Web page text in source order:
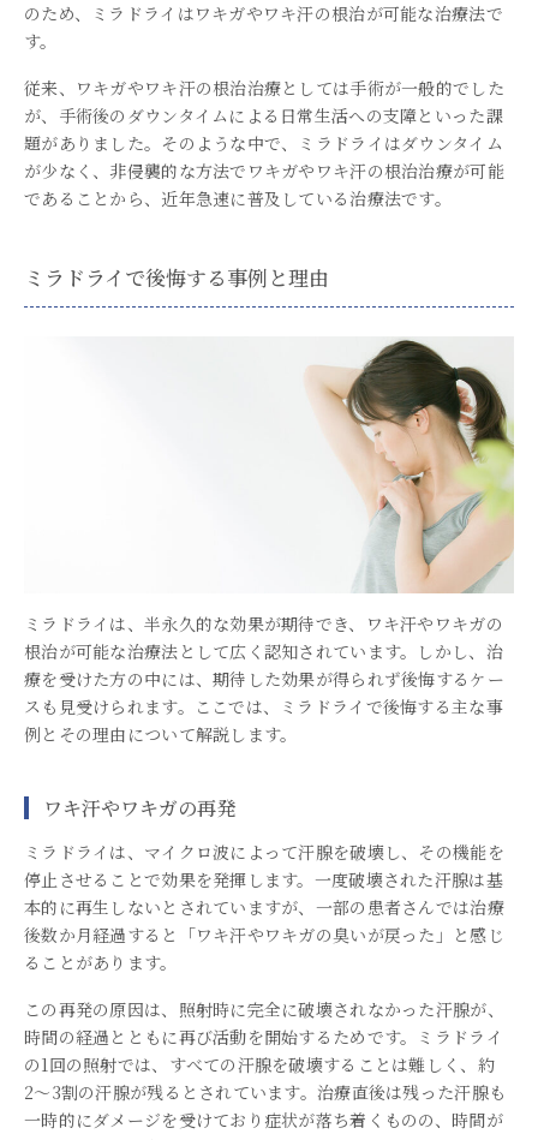
のため、ミラドライはワキガやワキ汗の根治が可能な治療法で
す。
従来、ワキガやワキ汗の根治治療としては手術が一般的でした
が、手術後のダウンタイムによる日常生活への支障といった課
題がありました。そのような中で、ミラドライはダウンタイム
が少なく、非侵襲的な方法でワキガやワキ汗の根治治療が可能
であることから、近年急速に普及している治療法です。
ミラドライで後悔する事例と理由
ミラドライは、半永久的な効果が期待でき、ワキ汗やワキガの
根治が可能な治療法として広く認知されています。しかし、治
療を受けた方の中には、期待した効果が得られず後悔するケー
スも見受けられます。ここでは、ミラドライで後悔する主な事
例とその理由について解説します。
ワキ汗やワキガの再発
ミラドライは、マイクロ波によって汗腺を破壊し、その機能を
停止させることで効果を発揮します。一度破壊された汗腺は基
本的に再生しないとされていますが、一部の患者さんでは治療
後数か月経過すると「ワキ汗やワキガの臭いが戻った」と感じ
ることがあります。
この再発の原因は、照射時に完全に破壊されなかった汗腺が、
時間の経過とともに再び活動を開始するためです。ミラドライ
の1回の照射では、すべての汗腺を破壊することは難しく、約
2〜3割の汗腺が残るとされています。治療直後は残った汗腺も
一時的にダメージを受けており症状が落ち着くものの、時間が